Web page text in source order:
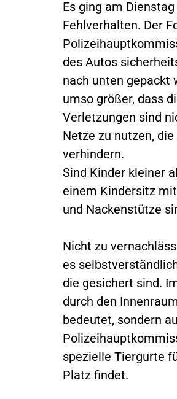
Es ging am
Fehlverhalten. Der
des Autos
nach unten gepackt
umso größer, dass
Verletzungen sind
Netze zu nutzen,
verhindern.
Sind Kinder kleiner
einem Kindersitz
und Nackenstütze
Nicht zu
es
die gesichert sind.
durch den
bedeutet, sondern
spezielle Tiergurte
Platz findet.